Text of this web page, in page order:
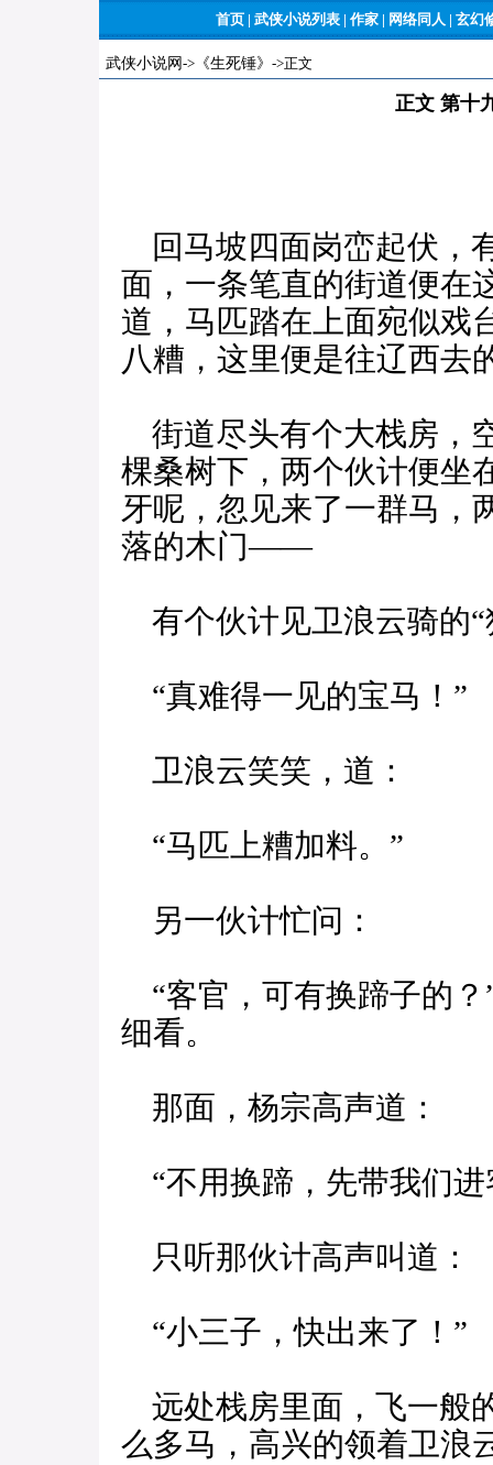
首页 | 武侠小说列表 | 作家 | 网络同人 | 玄幻
武侠小说网 -> 《生死锤》 ->正文
正文 第十
回马坡四面岗峦起伏，
面，一条笔直的街道便在
道，马匹踏在上面宛似戏
八糟，这里便是往辽西去
街道尽头有个大栈房，
棵桑树下，两个伙计便坐
牙呢，忽见来了一群马，
落的木门——
有个伙计见卫浪云骑的“
“真难得一见的宝马！”
卫浪云笑笑，道：
“马匹上糟加料。”
另一伙计忙问：
“客官，可有换蹄子的？
细看。
那面，杨宗高声道：
“不用换蹄，先带我们进
只听那伙计高声叫道：
“小三子，快出来了！”
远处栈房里面，飞一般
么多马，高兴的领着卫浪